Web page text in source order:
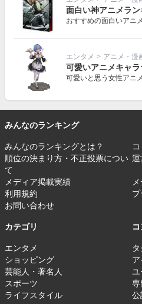
面白い神アニメラ
おすすめの面白いアニ
エンタメ > アニメ・漫
可愛いアニメキャ
可愛いと思う女性アニ
みんなのランキング
みんなのランキングとは？
順位の決まり方・不正投票につい
て
運
メディア掲載実績
利用規約
お問い合わせ
カテゴリ
エンタメ
ショッピング
芸能人・著名人
スポーツ
ライフスタイル
専
公